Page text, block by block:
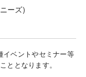
ーズ)
ベントやセミナー等
ととなります。